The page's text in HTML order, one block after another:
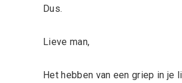
Dus.
Lieve man,
Het hebben van een griep in